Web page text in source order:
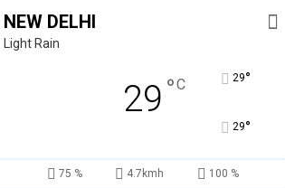
NEW DELHI
Light Rain
29 °C 29°
29°
75 % 4.7kmh 100 %